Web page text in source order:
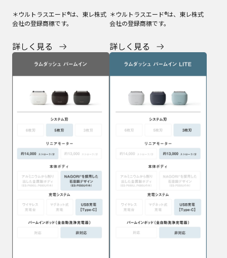
＊ウルトラスエード®は、東レ株式
会社の登録商標です。
詳しく見る
＊ウルトラスエード®は、東レ株式
会社の登録商標です。
詳しく見る